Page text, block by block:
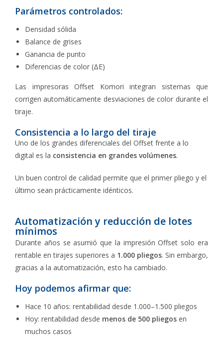
Parámetros controlados:
Densidad sólida
Balance de grises
Ganancia de punto
Diferencias de color (ΔE)
Las impresoras Offset Komori integran sistemas que
corrigen automáticamente desviaciones de color durante el
tiraje.
Consistencia a lo largo del tiraje
Uno de los grandes diferenciales del Offset frente a lo
digital es la consistencia en grandes volúmenes.
Un buen control de calidad permite que el primer pliego y el
último sean prácticamente idénticos.
Automatización y reducción de lotes
mínimos
Durante años se asumió que la impresión Offset solo era
rentable en tirajes superiores a 1.000 pliegos. Sin embargo,
gracias a la automatización, esto ha cambiado.
Hoy podemos afirmar que:
Hace 10 años: rentabilidad desde 1.000–1.500 pliegos
Hoy: rentabilidad desde menos de 500 pliegos en
muchos casos